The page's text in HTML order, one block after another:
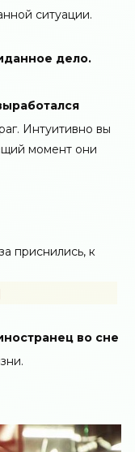
ситуации.
дело.
Интуитивно вы
момент они
приснились, к
во сне